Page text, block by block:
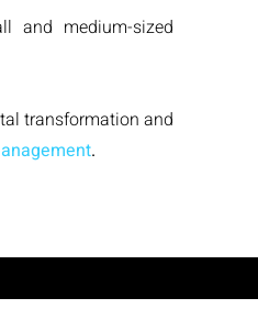
and medium-sized
transformation and
.